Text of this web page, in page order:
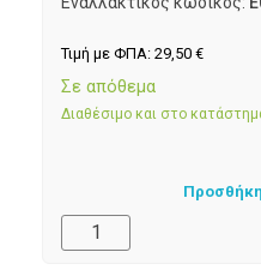
Τιμή με ΦΠΑ: 29,50 €
Σε απόθεμα
Διαθέσιμο και στο